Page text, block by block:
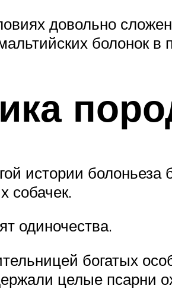
довольно
болонок
истории
собачек.
одиночества.
богатых
целые псарни